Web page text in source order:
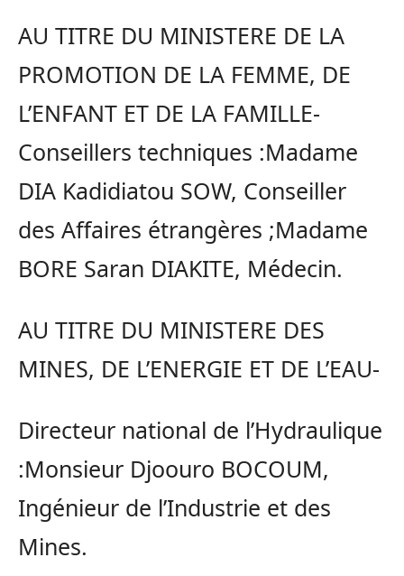
AU TITRE DU MINISTERE DE LA
PROMOTION DE LA FEMME, DE
L’ENFANT ET DE LA FAMILLE-
Conseillers techniques :Madame
DIA Kadidiatou SOW, Conseiller
des Affaires étrangères ;Madame
BORE Saran DIAKITE, Médecin.
AU TITRE DU MINISTERE DES
MINES, DE L’ENERGIE ET DE L’EAU-
Directeur national de l’Hydraulique
:Monsieur Djoouro BOCOUM,
Ingénieur de l’Industrie et des
Mines.